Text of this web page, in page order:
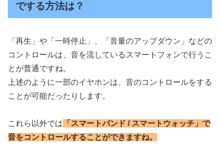
でする方法は？
「再生」や「一時停止」、「音量のアップダウン」などの
コントロールは、音を流しているスマートフォンで行うこ
とが普通ですね。
上述のように一部のイヤホンは、音のコントロールをする
ことが可能だったりします。
これら以外では 「スマートバンド / スマートウォッチ」で
音をコントロールすることができますね。